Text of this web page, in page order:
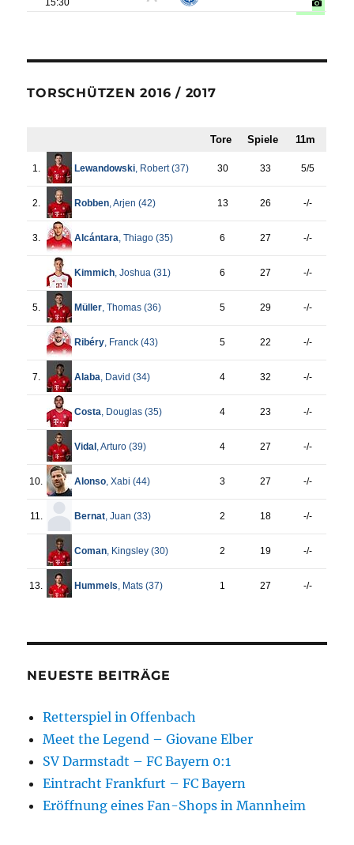
TORSCHÜTZEN 2016 / 2017
NEUESTE BEITRÄGE
Retterspiel in Offenbach
Meet the Legend – Giovane Elber
SV Darmstadt – FC Bayern 0:1
Eintracht Frankfurt – FC Bayern
Eröffnung eines Fan-Shops in Mannheim